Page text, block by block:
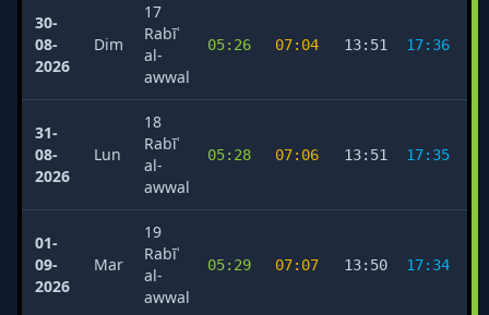
30-
08-
2026
Dim
17
Rabīʿ
al-
awwal
05:26 07:04 13:51 17:36
31-
08-
2026
Lun
18
Rabīʿ
al-
awwal
05:28 07:06 13:51 17:35
01-
09-
2026
Mar
19
Rabīʿ
al-
awwal
05:29 07:07 13:50 17:34